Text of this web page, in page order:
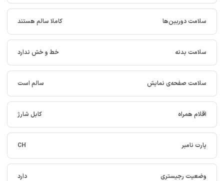
سلامت دوربین‌ها کاملا سالم هستند
سلامت بدنه خط و خش ندارد
سلامت صفحه‌ی نمایش سالم است
اقلام همراه کابل شارژ
پارت نامبر CH
وضعیت رجیستری دارد